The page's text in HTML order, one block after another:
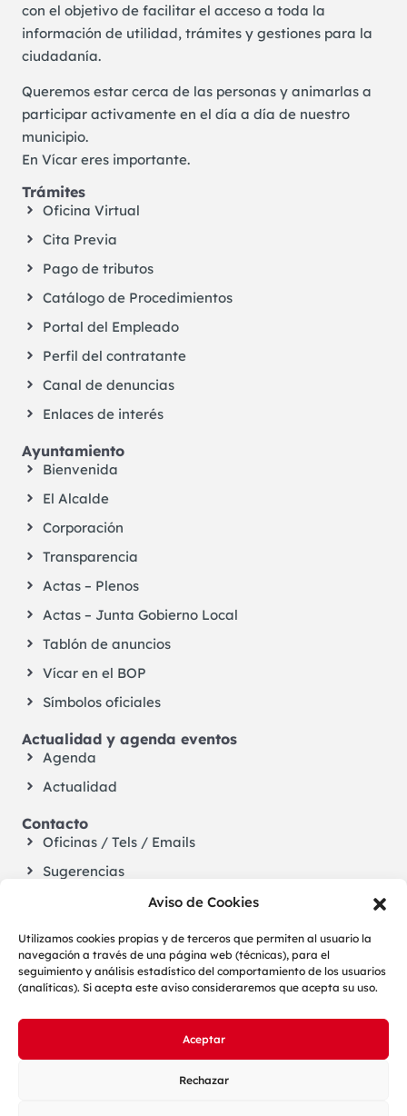
Aviso de Cookies
Utilizamos cookies propias y de terceros que permiten al usuario la
navegación a través de una página web (técnicas), para el
seguimiento y análisis estadístico del comportamiento de los usuarios
(analíticas). Si acepta este aviso consideraremos que acepta su uso.
Aceptar
Rechazar
con el objetivo de facilitar el acceso a toda la
información de utilidad, trámites y gestiones para la
ciudadanía.
Queremos estar cerca de las personas y animarlas a
participar activamente en el día a día de nuestro
municipio.
En Vícar eres importante.
Trámites
Oficina Virtual
Cita Previa
Pago de tributos
Catálogo de Procedimientos
Portal del Empleado
Perfil del contratante
Canal de denuncias
Enlaces de interés
Ayuntamiento
Bienvenida
El Alcalde
Corporación
Transparencia
Actas – Plenos
Actas – Junta Gobierno Local
Tablón de anuncios
Vícar en el BOP
Símbolos oficiales
Actualidad y agenda eventos
Agenda
Actualidad
Contacto
Oficinas / Tels / Emails
Sugerencias
Cookies
Configuración de cookies Accesibilidad